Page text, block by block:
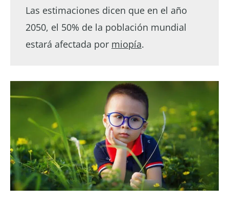
Las estimaciones dicen que en el año
2050, el 50% de la población mundial
estará afectada por miopía.